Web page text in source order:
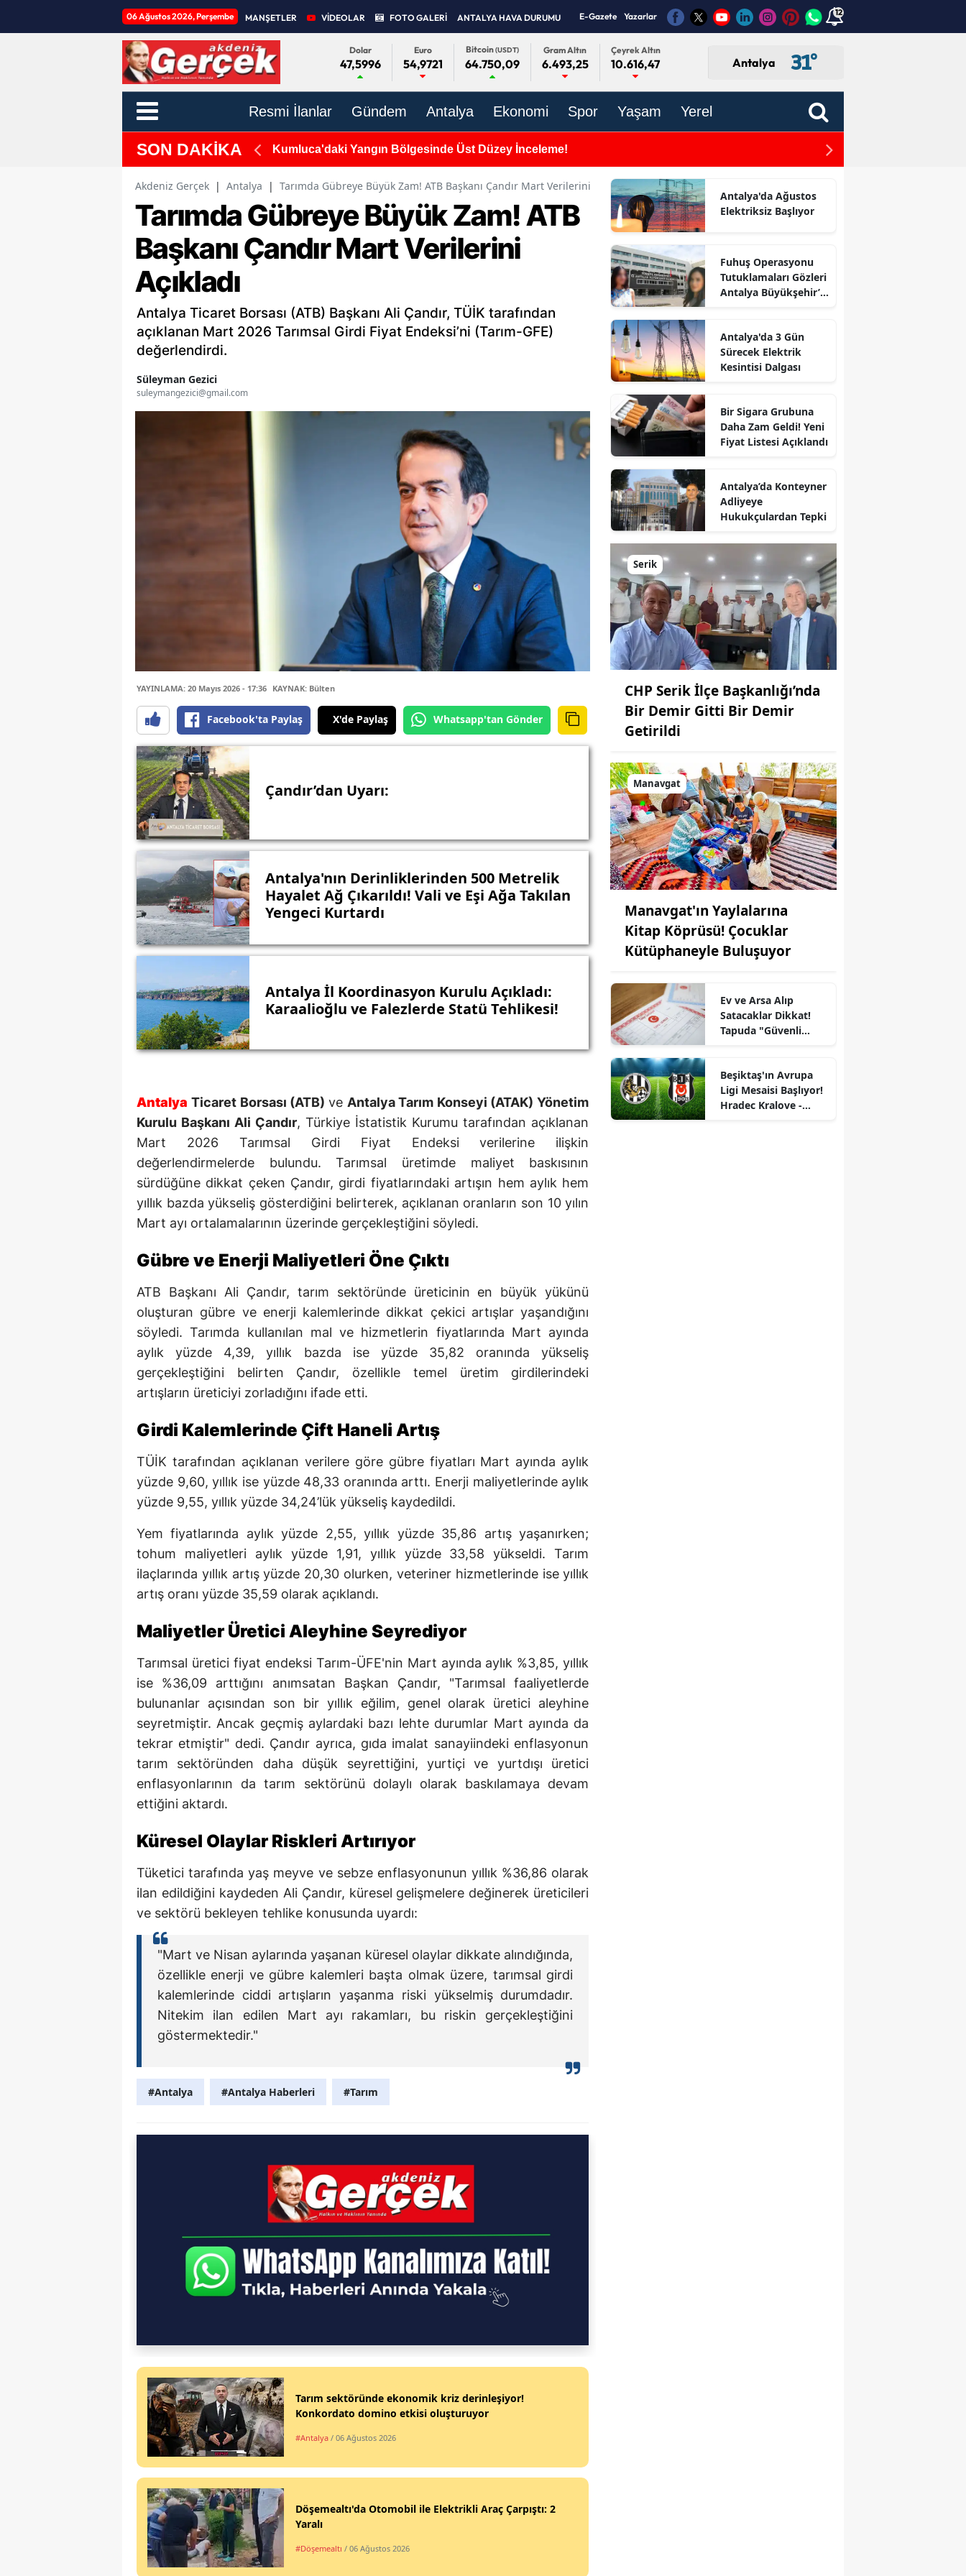
06 Ağustos 2026, Perşembe MANŞETLER VİDEOLAR FOTO GALERİ ANTALYA HAVA DURUMU E-Gazete Yazarlar 12
Dolar
47,5996
Euro
54,9721
Bitcoin(USDT)
64.750,09
Gram Altın
6.493,25
Çeyrek Altın
10.616,47 Antalya 31°
Resmi İlanlar Gündem Antalya Ekonomi Spor Yaşam Yerel
SON DAKİKA Kumluca'daki Yangın Bölgesinde Üst Düzey İnceleme! Döşemealtı'da Otomobil
Akdeniz Gerçek | Antalya | Tarımda Gübreye Büyük Zam! ATB Başkanı Çandır Mart Verilerini Açıkladı
Tarımda Gübreye Büyük Zam! ATB
Başkanı Çandır Mart Verilerini
Açıkladı
Antalya Ticaret Borsası (ATB) Başkanı Ali Çandır, TÜİK tarafından
açıklanan Mart 2026 Tarımsal Girdi Fiyat Endeksi’ni (Tarım-GFE)
değerlendirdi.
Süleyman Gezici
suleymangezici@gmail.com
YAYINLAMA: 20 Mayıs 2026 - 17:36 KAYNAK: Bülten
Facebook'ta Paylaş X'de Paylaş Whatsapp'tan Gönder
Çandır’dan Uyarı:
Antalya'nın Derinliklerinden 500 Metrelik
Hayalet Ağ Çıkarıldı! Vali ve Eşi Ağa Takılan
Yengeci Kurtardı
Antalya İl Koordinasyon Kurulu Açıkladı:
Karaalioğlu ve Falezlerde Statü Tehlikesi!
Antalya Ticaret Borsası (ATB) ve Antalya Tarım Konseyi (ATAK) Yönetim
Kurulu Başkanı Ali Çandır, Türkiye İstatistik Kurumu tarafından açıklanan
Mart 2026 Tarımsal Girdi Fiyat Endeksi verilerine ilişkin
değerlendirmelerde bulundu. Tarımsal üretimde maliyet baskısının
sürdüğüne dikkat çeken Çandır, girdi fiyatlarındaki artışın hem aylık hem
yıllık bazda yükseliş gösterdiğini belirterek, açıklanan oranların son 10 yılın
Mart ayı ortalamalarının üzerinde gerçekleştiğini söyledi.
Gübre ve Enerji Maliyetleri Öne Çıktı
ATB Başkanı Ali Çandır, tarım sektöründe üreticinin en büyük yükünü
oluşturan gübre ve enerji kalemlerinde dikkat çekici artışlar yaşandığını
söyledi. Tarımda kullanılan mal ve hizmetlerin fiyatlarında Mart ayında
aylık yüzde 4,39, yıllık bazda ise yüzde 35,82 oranında yükseliş
gerçekleştiğini belirten Çandır, özellikle temel üretim girdilerindeki
artışların üreticiyi zorladığını ifade etti.
Girdi Kalemlerinde Çift Haneli Artış
TÜİK tarafından açıklanan verilere göre gübre fiyatları Mart ayında aylık
yüzde 9,60, yıllık ise yüzde 48,33 oranında arttı. Enerji maliyetlerinde aylık
yüzde 9,55, yıllık yüzde 34,24’lük yükseliş kaydedildi.
Yem fiyatlarında aylık yüzde 2,55, yıllık yüzde 35,86 artış yaşanırken;
tohum maliyetleri aylık yüzde 1,91, yıllık yüzde 33,58 yükseldi. Tarım
ilaçlarında yıllık artış yüzde 20,30 olurken, veteriner hizmetlerinde ise yıllık
artış oranı yüzde 35,59 olarak açıklandı.
Maliyetler Üretici Aleyhine Seyrediyor
Tarımsal üretici fiyat endeksi Tarım-ÜFE'nin Mart ayında aylık %3,85, yıllık
ise %36,09 arttığını anımsatan Başkan Çandır, "Tarımsal faaliyetlerde
bulunanlar açısından son bir yıllık eğilim, genel olarak üretici aleyhine
seyretmiştir. Ancak geçmiş aylardaki bazı lehte durumlar Mart ayında da
tekrar etmiştir" dedi. Çandır ayrıca, gıda imalat sanayiindeki enflasyonun
tarım sektöründen daha düşük seyrettiğini, yurtiçi ve yurtdışı üretici
enflasyonlarının da tarım sektörünü dolaylı olarak baskılamaya devam
ettiğini aktardı.
Küresel Olaylar Riskleri Artırıyor
Tüketici tarafında yaş meyve ve sebze enflasyonunun yıllık %36,86 olarak
ilan edildiğini kaydeden Ali Çandır, küresel gelişmelere değinerek üreticileri
ve sektörü bekleyen tehlike konusunda uyardı:
"Mart ve Nisan aylarında yaşanan küresel olaylar dikkate alındığında,
özellikle enerji ve gübre kalemleri başta olmak üzere, tarımsal girdi
kalemlerinde ciddi artışların yaşanma riski yükselmiş durumdadır.
Nitekim ilan edilen Mart ayı rakamları, bu riskin gerçekleştiğini
göstermektedir."
#Antalya #Antalya Haberleri #Tarım
Tarım sektöründe ekonomik kriz derinleşiyor!
Konkordato domino etkisi oluşturuyor
#Antalya / 06 Ağustos 2026
Döşemealtı'da Otomobil ile Elektrikli Araç Çarpıştı: 2
Yaralı
#Döşemealtı / 06 Ağustos 2026
Antalya'da Ağustos
Elektriksiz Başlıyor
Fuhuş Operasyonu
Tutuklamaları Gözleri
Antalya Büyükşehir’e
Antalya'da 3 Gün
Sürecek Elektrik
Kesintisi Dalgası
Bir Sigara Grubuna
Daha Zam Geldi! Yeni
Fiyat Listesi Açıklandı
Antalya’da Konteyner
Adliyeye
Hukukçulardan Tepki
Serik
CHP Serik İlçe Başkanlığı’nda
Bir Demir Gitti Bir Demir
Getirildi
Manavgat
Manavgat'ın Yaylalarına
Kitap Köprüsü! Çocuklar
Kütüphaneyle Buluşuyor
Ev ve Arsa Alıp
Satacaklar Dikkat!
Tapuda "Güvenli
Beşiktaş'ın Avrupa
Ligi Mesaisi Başlıyor!
Hradec Kralove -